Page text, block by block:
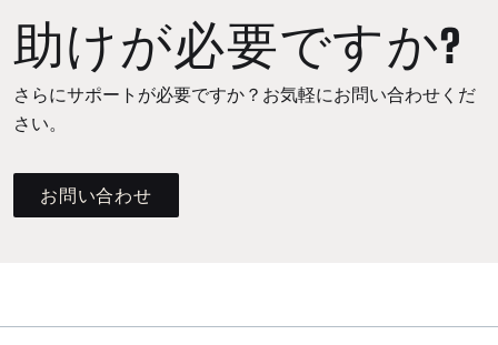
助けが必要ですか?
さらにサポートが必要ですか？お気軽にお問い合わせくだ
さい。
お問い合わせ